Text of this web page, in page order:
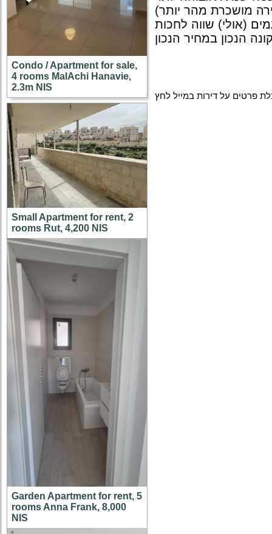
Condo / Apartment for sale,
4 rooms MalAchi Hanavie,
2.3m NIS
Small Apartment for rent, 2
rooms Rut, 4,200 NIS
Garden Apartment for rent, 5
rooms Anna Frank, 8,000
NIS
(אולי) שווה לחכות